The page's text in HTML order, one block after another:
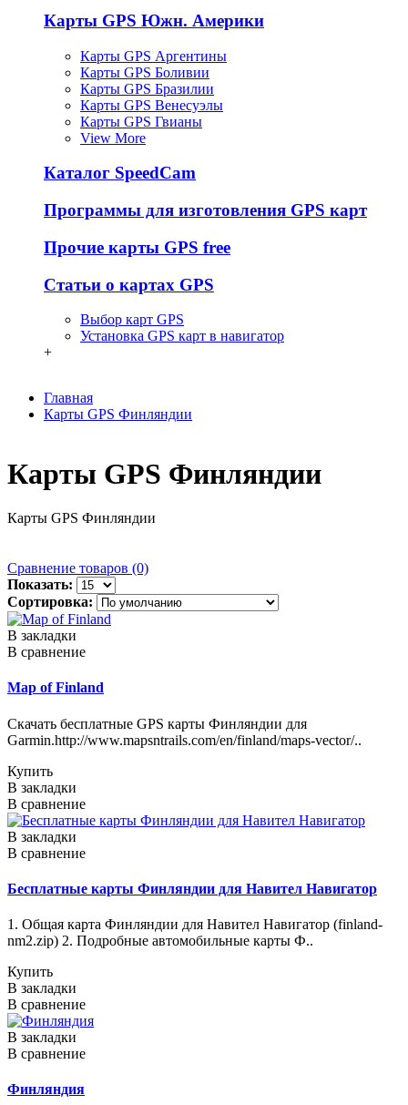
Карты GPS Южн. Америки
Карты GPS Аргентины
Карты GPS Боливии
Карты GPS Бразилии
Карты GPS Венесуэлы
Карты GPS Гвианы
View More
Каталог SpeedCam
Программы для изготовления GPS карт
Прочие карты GPS free
Статьи о картах GPS
Выбор карт GPS
Установка GPS карт в навигатор
+
Главная
Карты GPS Финляндии
Карты GPS Финляндии
Карты GPS Финляндии
Сравнение товаров (0)
Показать:
Сортировка:
В закладки
В сравнение
Map of Finland
Скачать бесплатные GPS карты Финляндии для
Garmin.http://www.mapsntrails.com/en/finland/maps-vector/..
Купить
В закладки
В сравнение
В закладки
В сравнение
Бесплатные карты Финляндии для Навител Навигатор
1. Общая карта Финляндии для Навител Навигатор (finland-
nm2.zip) 2. Подробные автомобильные карты Ф..
Купить
В закладки
В сравнение
В закладки
В сравнение
Финляндия